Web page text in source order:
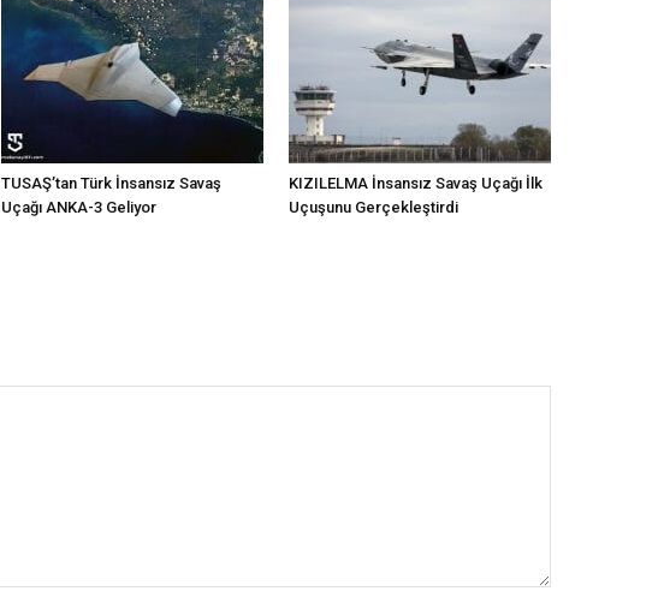
TUSAŞ’tan Türk İnsansız Savaş
Uçağı ANKA-3 Geliyor
KIZILELMA İnsansız Savaş Uçağı İlk
Uçuşunu Gerçekleştirdi